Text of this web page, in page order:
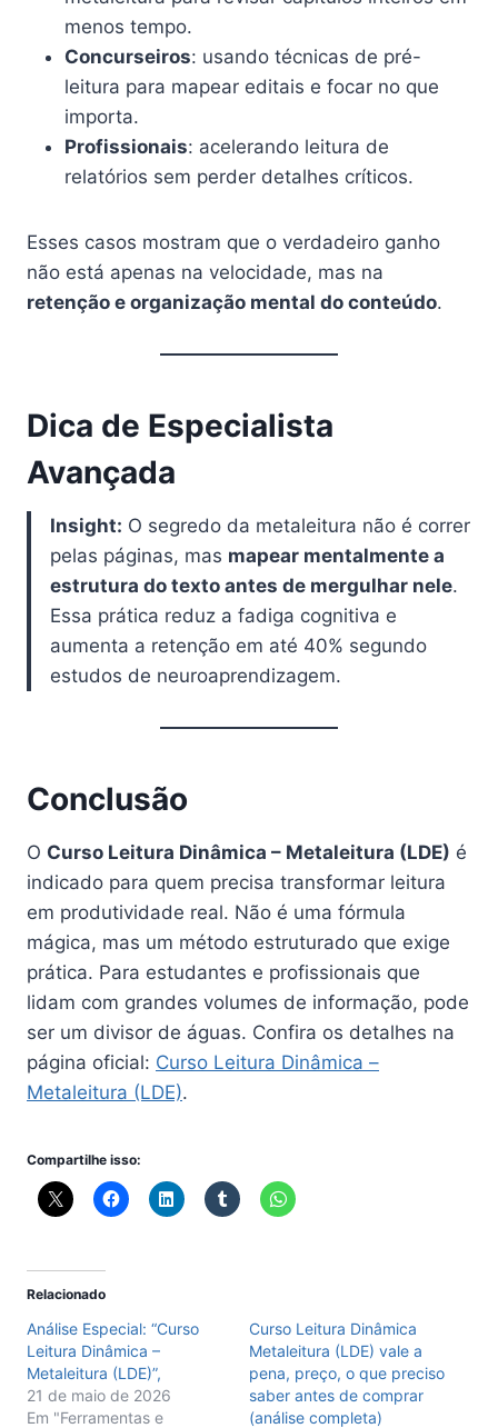
menos tempo.
Concurseiros: usando técnicas de pré-
leitura para mapear editais e focar no que
importa.
Profissionais: acelerando leitura de
relatórios sem perder detalhes críticos.
Esses casos mostram que o verdadeiro ganho
não está apenas na velocidade, mas na
retenção e organização mental do conteúdo.
Dica de Especialista
Avançada
Insight: O segredo da metaleitura não é correr
pelas páginas, mas mapear mentalmente a
estrutura do texto antes de mergulhar nele.
Essa prática reduz a fadiga cognitiva e
aumenta a retenção em até 40% segundo
estudos de neuroaprendizagem.
Conclusão
O Curso Leitura Dinâmica – Metaleitura (LDE) é
indicado para quem precisa transformar leitura
em produtividade real. Não é uma fórmula
mágica, mas um método estruturado que exige
prática. Para estudantes e profissionais que
lidam com grandes volumes de informação, pode
ser um divisor de águas. Confira os detalhes na
página oficial: Curso Leitura Dinâmica –
Metaleitura (LDE).
Compartilhe isso:
Relacionado
Análise Especial: “Curso
Leitura Dinâmica –
Metaleitura (LDE)”,
21 de maio de 2026
Em "Ferramentas e
Curso Leitura Dinâmica
Metaleitura (LDE) vale a
pena, preço, o que preciso
saber antes de comprar
(análise completa)